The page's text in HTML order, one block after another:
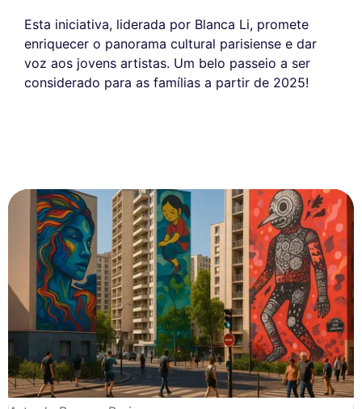
Esta iniciativa, liderada por Blanca Li, promete
enriquecer o panorama cultural parisiense e dar
voz aos jovens artistas. Um belo passeio a ser
considerado para as famílias a partir de 2025!